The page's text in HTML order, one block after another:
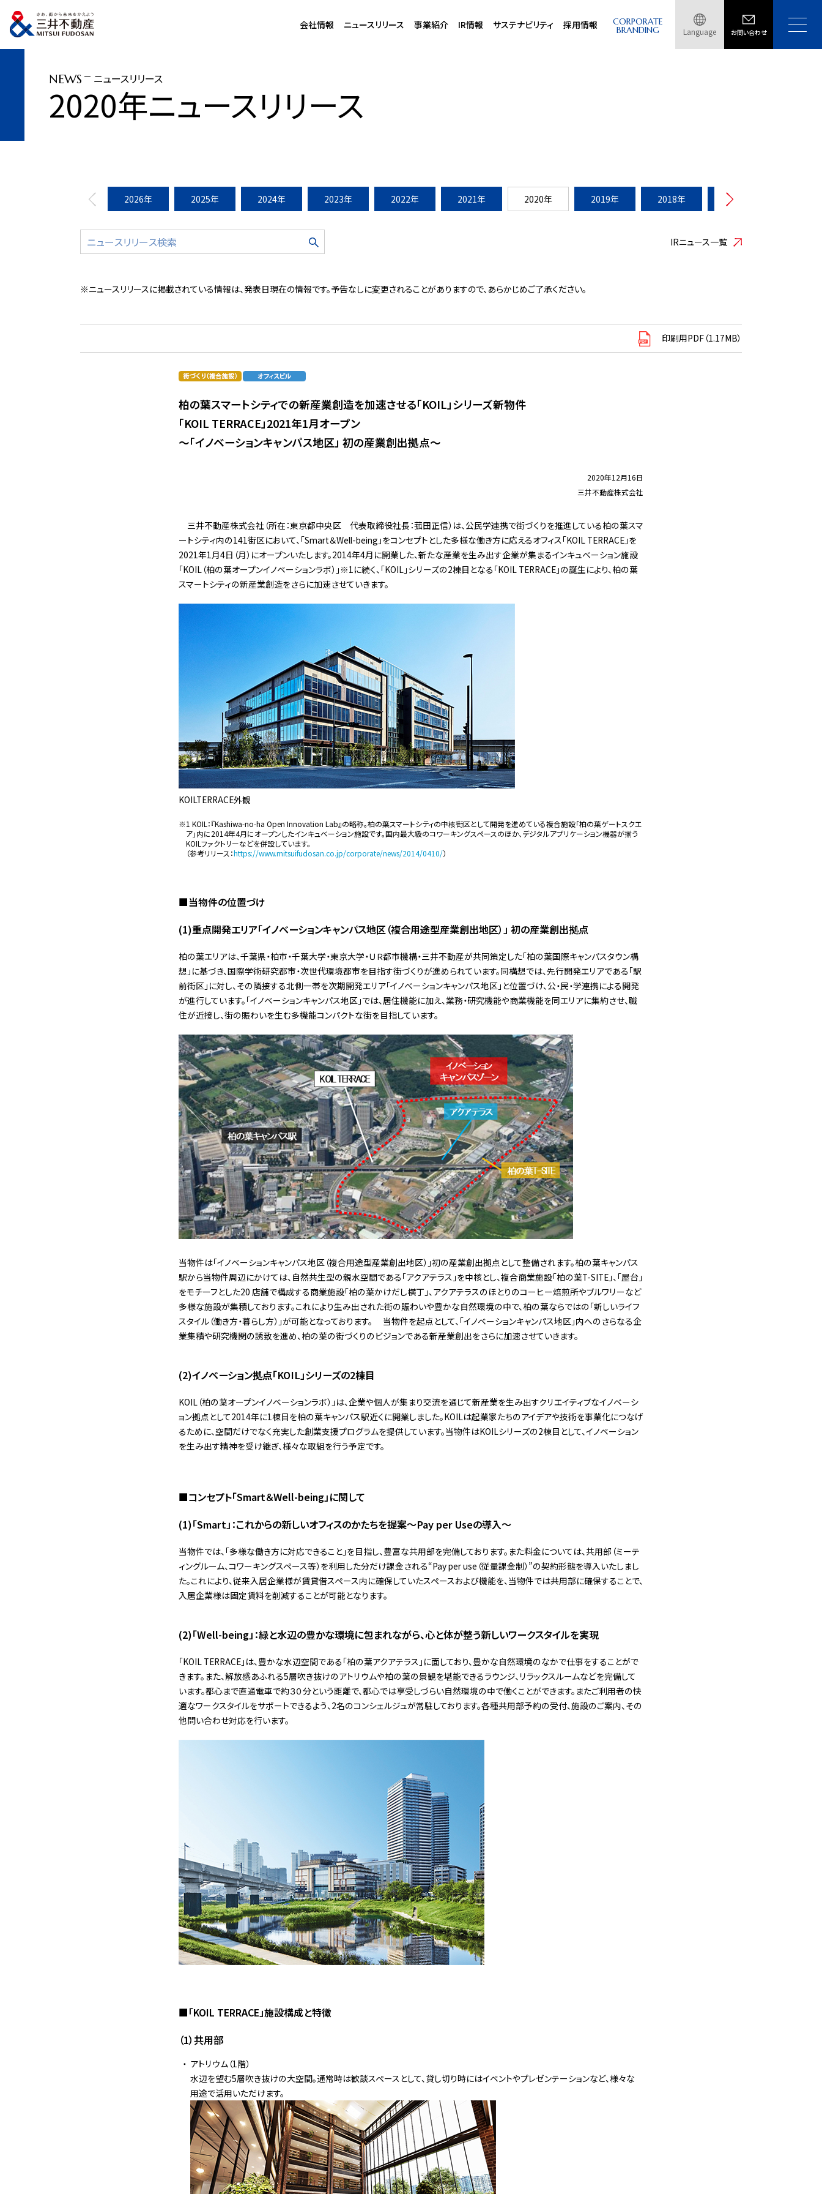
会社情報 ニュースリリース 事業紹介 IR情報 サステナビリティ 採用情報 CORPORATE
BRANDING Language お問い合わせ
トップページ ニュースリリース
NEWS ニュースリリース
2020年ニュースリリース
2026年 2025年 2024年 2023年 2022年 2021年 2020年 2019年 2018年 2017年
IRニュース一覧
※ニュースリリースに掲載されている情報は、発表日現在の情報です。予告なしに変更されることがありますので、あらかじめご了承ください。
印刷用PDF（1.17MB）
柏の葉スマートシティでの新産業創造を加速させる「KOIL」シリーズ新物件
「KOIL TERRACE」2021年1月オープン
～「イノベーションキャンパス地区」 初の産業創出拠点～
2020年12月16日
三井不動産株式会社
三井不動産株式会社（所在：東京都中央区 代表取締役社長：菰田正信）は、公民学連携で街づくりを推進している柏の葉スマ
ートシティ内の141街区において、「Smart＆Well-being」をコンセプトとした多様な働き方に応えるオフィス「KOIL TERRACE」を
2021年1月4日（月）にオープンいたします。2014年4月に開業した、新たな産業を生み出す企業が集まるインキュベーション施設
「KOIL（柏の葉オープンイノベーションラボ）」※1に続く、「KOIL」シリーズの2棟目となる「KOIL TERRACE」の誕生により、柏の葉
スマートシティの新産業創造をさらに加速させていきます。
KOILTERRACE外観
1 KOIL：『Kashiwa-no-ha Open Innovation Lab』の略称。柏の葉スマートシティの中核街区として開発を進めている複合施設「柏の葉ゲートスクエ
ア」内に2014年4月にオープンしたインキュベーション施設です。国内最大級のコワーキングスペースのほか、デジタルアプリケーション機器が揃う
KOILファクトリーなどを併設しています。
（参考リリース：https://www.mitsuifudosan.co.jp/corporate/news/2014/0410/）
■当物件の位置づけ
(1)重点開発エリア「イノベーションキャンパス地区（複合用途型産業創出地区）」 初の産業創出拠点
柏の葉エリアは、千葉県・柏市・千葉大学・東京大学・ＵＲ都市機構・三井不動産が共同策定した「柏の葉国際キャンパスタウン構
想」に基づき、国際学術研究都市・次世代環境都市を目指す街づくりが進められています。同構想では、先行開発エリアである「駅
前街区」に対し、その隣接する北側一帯を次期開発エリア「イノベーションキャンパス地区」と位置づけ、公・民・学連携による開発
が進行しています。「イノベーションキャンパス地区」では、居住機能に加え、業務・研究機能や商業機能を同エリアに集約させ、職
住が近接し、街の賑わいを生む多機能コンパクトな街を目指しています。
当物件は「イノベーションキャンパス地区（複合用途型産業創出地区）」初の産業創出拠点として整備されます。柏の葉キャンパス
駅から当物件周辺にかけては、自然共生型の親水空間である「アクアテラス」を中核とし、複合商業施設「柏の葉T-SITE」、「屋台」
をモチーフとした20 店舗で構成する商業施設「柏の葉かけだし横丁」、アクアテラスのほとりのコーヒー焙煎所やブルワリーなど
多様な施設が集積しております。これにより生み出された街の賑わいや豊かな自然環境の中で、柏の葉ならではの「新しいライフ
スタイル（働き方・暮らし方）」が可能となっております。 当物件を起点として、「イノベーションキャンパス地区」内へのさらなる企
業集積や研究機関の誘致を進め、柏の葉の街づくりのビジョンである新産業創出をさらに加速させていきます。
(2)イノベーション拠点「KOIL」シリーズの2棟目
KOIL（柏の葉オープンイノベーションラボ）」は、企業や個人が集まり交流を通じて新産業を生み出すクリエイティブなイノベーシ
ョン拠点として2014年に1棟目を柏の葉キャンパス駅近くに開業しました。KOILは起業家たちのアイデアや技術を事業化につなげ
るために、空間だけでなく充実した創業支援プログラムを提供しています。当物件はKOILシリーズの2棟目として、イノベーション
を生み出す精神を受け継ぎ、様々な取組を行う予定です。
■コンセプト「Smart＆Well-being」に関して
(1)「Smart」：これからの新しいオフィスのかたちを提案～Pay per Useの導入～
当物件では、「多様な働き方に対応できること」を目指し、豊富な共用部を完備しております。また料金については、共用部（ミーテ
ィングルーム、コワーキングスペース等）を利用した分だけ課金される“Pay per use（従量課金制）”の契約形態を導入いたしまし
た。これにより、従来入居企業様が賃貸借スペース内に確保していたスペースおよび機能を、当物件では共用部に確保することで、
入居企業様は固定賃料を削減することが可能となります。
(2)「Well-being」：緑と水辺の豊かな環境に包まれながら、心と体が整う新しいワークスタイルを実現
「KOIL TERRACE」は、豊かな水辺空間である「柏の葉アクアテラス」に面しており、豊かな自然環境のなかで仕事をすることがで
きます。また、解放感あふれる5層吹き抜けのアトリウムや柏の葉の景観を堪能できるラウンジ、リラックスルームなどを完備して
います。都心まで直通電車で約３０分という距離で、都心では享受しづらい自然環境の中で働くことができます。またご利用者の快
適なワークスタイルをサポートできるよう、2名のコンシェルジュが常駐しております。各種共用部予約の受付、施設のご案内、その
他問い合わせ対応を行います。
■「KOIL TERRACE」施設構成と特徴
（1）共用部
アトリウム（1階）
水辺を望む5層吹き抜けの大空間。通常時は歓談スペースとして、貸し切り時にはイベントやプレゼンテーションなど、様々な
用途で活用いただけます。